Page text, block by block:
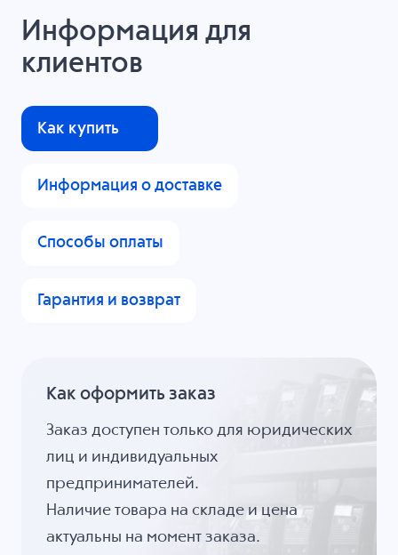
Информация для
клиентов
Как купить
Информация о доставке
Способы оплаты
Гарантия и возврат
Как оформить заказ
Заказ доступен только для юридических
лиц и индивидуальных
предпринимателей.
Наличие товара на складе и цена
актуальны на момент заказа.